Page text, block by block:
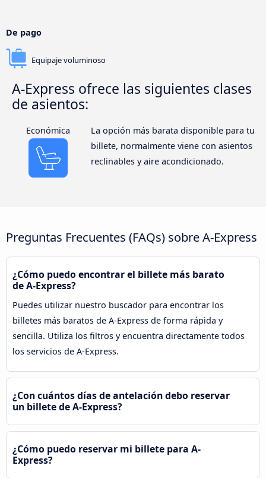
De pago
Equipaje voluminoso
A-Express ofrece las siguientes clases
de asientos:
Económica
La opción más barata disponible para tu
billete, normalmente viene con asientos
reclinables y aire acondicionado.
Preguntas Frecuentes (FAQs) sobre A-Express
¿Cómo puedo encontrar el billete más barato
de A-Express?
Puedes utilizar nuestro buscador para encontrar los
billetes más baratos de A-Express de forma rápida y
sencilla. Utiliza los filtros y encuentra directamente todos
los servicios de A-Express.
¿Con cuántos días de antelación debo reservar
un billete de A-Express?
¿Cómo puedo reservar mi billete para A-
Express?